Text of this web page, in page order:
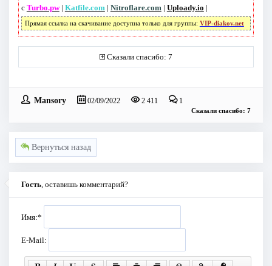
с Turbo.pw| Katfile.com | Nitroflare.com | Uploady.io |
Прямая ссылка на скачивание доступна только для группы: VIP-diakov.net
Сказали спасибо: 7
Mansory 02/09/2022 2 411 1
Сказали спасибо: 7
Вернуться назад
Гость , оставишь комментарий?
Имя:*
E-Mail: